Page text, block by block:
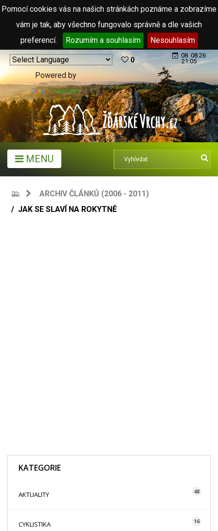
Pomocí cookies vás na našich stránkách poznáme a zobrazíme
vám je tak, aby všechno fungovalo správně a dle vašich
preferencí.
Rozumím a souhlasím Nesouhlasím
Powered by
Translate
0
08. 08.26
21:05
MENU
ARCHIV ČLÁNKŮ (2006 - 2011)
JAK SE SLAVÍ NA ROKYTNĚ
KATEGORIE
AKTUALITY 48
CYKLISTIKA 16